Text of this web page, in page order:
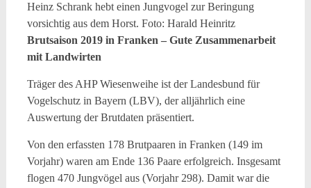
Heinz Schrank hebt einen Jungvogel zur Beringung
vorsichtig aus dem Horst. Foto: Harald Heinritz
Brutsaison 2019 in Franken – Gute Zusammenarbeit
mit Landwirten
Träger des AHP Wiesenweihe ist der Landesbund für
Vogelschutz in Bayern (LBV), der alljährlich eine
Auswertung der Brutdaten präsentiert.
Von den erfassten 178 Brutpaaren in Franken (149 im
Vorjahr) waren am Ende 136 Paare erfolgreich. Insgesamt
flogen 470 Jungvögel aus (Vorjahr 298). Damit war die